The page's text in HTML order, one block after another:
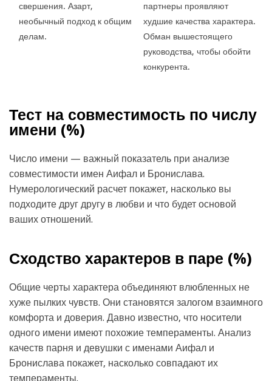
свершения. Азарт,
необычный подход к общим
делам.
партнеры проявляют
худшие качества характера.
Обман вышестоящего
руководства, чтобы обойти
конкурента.
Тест на совместимость по числу
имени (%)
Число имени — важный показатель при анализе
совместимости имен Аифал и Бронислава.
Нумерологический расчет покажет, насколько вы
подходите друг другу в любви и что будет основой
ваших отношений.
Сходство характеров в паре (%)
Общие черты характера объединяют влюбленных не
хуже пылких чувств. Они становятся залогом взаимного
комфорта и доверия. Давно известно, что носители
одного имени имеют похожие темпераменты. Анализ
качеств парня и девушки с именами Аифал и
Бронислава покажет, насколько совпадают их
темпераменты.